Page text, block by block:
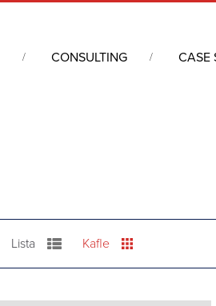
CONSULTING CASE
Lista Kafle